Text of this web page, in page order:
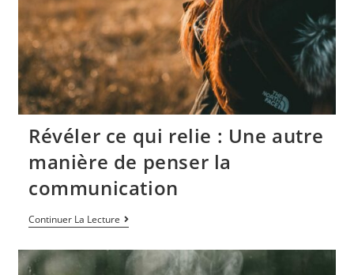
Révéler ce qui relie : Une autre
manière de penser la
communication
Continuer La Lecture